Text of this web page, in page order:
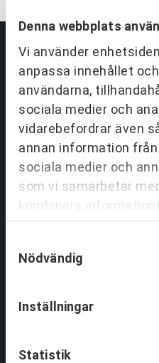
Denna webbplats
Vi använder
anpassa innehållet
användarna,
sociala medier och
vidarebefordrar även
annan information
sociala medier och
som vi samarbetar
kombinera
information som du
som de har samlat in
tjänster.
Nödvändig
Inställningar
Statistik
Partnering &
Utbildningar Partnering
Tjänster inom Partnering
Om Partnering &
Referenser
Tjänster Team & Ledarskap
Event & Aktiviteter